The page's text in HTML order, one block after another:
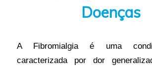
Doenças
A Fibromialgia é uma
caracterizada por dor